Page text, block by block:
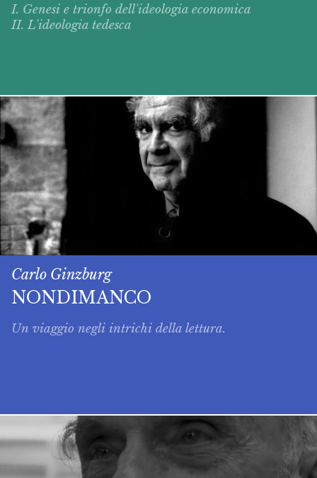
I. Genesi e trionfo dell'ideologia economica
II. L'ideologia tedesca
Carlo Ginzburg
NONDIMANCO
Un viaggio negli intrichi della lettura.